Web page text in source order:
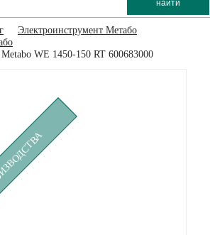
Электроинструмент Метабо
WE 1450-150 RT 600683000